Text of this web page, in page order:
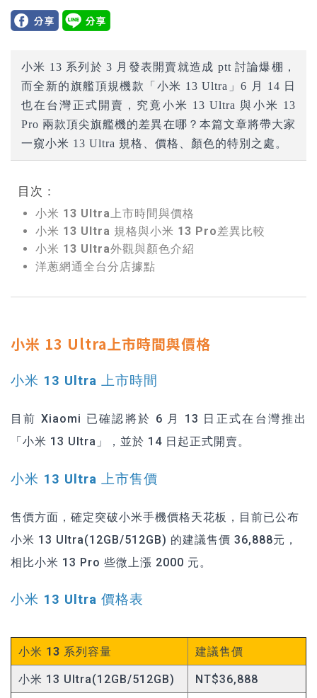
小米 13 系列於 3 月發表開賣就造成 ptt 討論爆棚，
而全新的旗艦頂規機款「小米 13 Ultra」6 月 14 日
也在台灣正式開賣，究竟小米 13 Ultra 與小米 13
Pro 兩款頂尖旗艦機的差異在哪？本篇文章將帶大家
一窺小米 13 Ultra 規格、價格、顏色的特別之處。
目次：
小米 13 Ultra上市時間與價格
小米 13 Ultra 規格與小米 13 Pro差異比較
小米 13 Ultra外觀與顏色介紹
洋蔥網通全台分店據點
小米 13 Ultra上市時間與價格
小米 13 Ultra 上市時間
目前 Xiaomi 已確認將於 6 月 13 日正式在台灣推出
「小米 13 Ultra」，並於 14 日起正式開賣。
小米 13 Ultra 上市售價
售價方面，確定突破小米手機價格天花板，目前已公布
小米 13 Ultra(12GB/512GB) 的建議售價 36,888元，
相比小米 13 Pro 些微上漲 2000 元。
小米 13 Ultra 價格表
小米 13 系列容量 建議售價
小米 13 Ultra(12GB/512GB) NT$36,888